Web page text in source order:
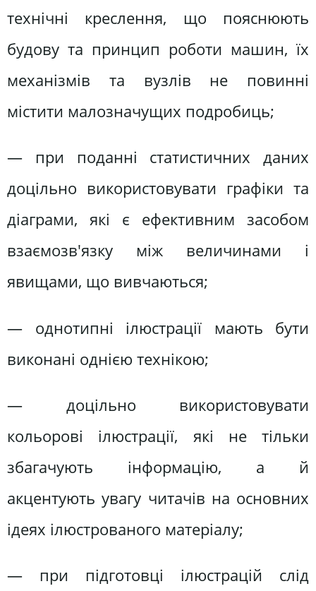
технічні креслення, що пояснюють
будову та принцип роботи машин, їх
механізмів та вузлів не повинні
містити малозначущих подробиць;
— при поданні статистичних даних
доцільно використовувати графіки та
діаграми, які є ефективним засобом
взаємозв'язку між величинами і
явищами, що вивчаються;
— однотипні ілюстрації мають бути
виконані однією технікою;
— доцільно використовувати
кольорові ілюстрації, які не тільки
збагачують інформацію, а й
акцентують увагу читачів на основних
ідеях ілюстрованого матеріалу;
— при підготовці ілюстрацій слід